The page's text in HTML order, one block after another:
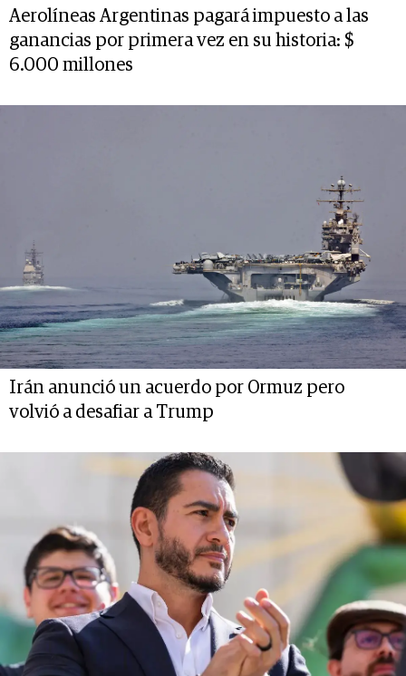
Aerolíneas Argentinas pagará impuesto a las
ganancias por primera vez en su historia: $
6.000 millones
Irán anunció un acuerdo por Ormuz pero
volvió a desafiar a Trump